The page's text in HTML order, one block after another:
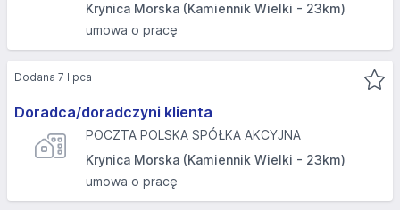
Krynica Morska (Kamiennik Wielki - 23km)
umowa o pracę
Doradca/doradczyni klienta
POCZTA POLSKA SPÓŁKA AKCYJNA
Krynica Morska (Kamiennik Wielki - 23km)
umowa o pracę
Dodana 7 lipca